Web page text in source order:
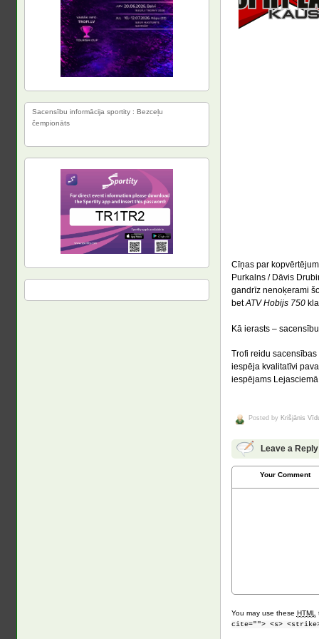
Cīņas par
Purkalns / Dāvis
gandrīz nenoķerami
betATV Hobijs 750
Kā ierasts –
Trofi reidu
iespēja kvalitatīvi
iespējams
Posted by Krišjānis
Leave a Reply
Your Comment
You may use these HTML
cite=""> <s>
Sacensību informācija sportity : Bezceļu
čempionāts